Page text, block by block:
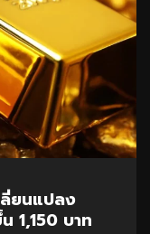
ยนแปลง
1,150 บาท